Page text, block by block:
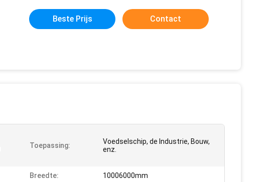
Beste Prijs Contact
Toepassing:
Voedselschip, de Industrie, Bouw,
enz.
Breedte: 10006000mm